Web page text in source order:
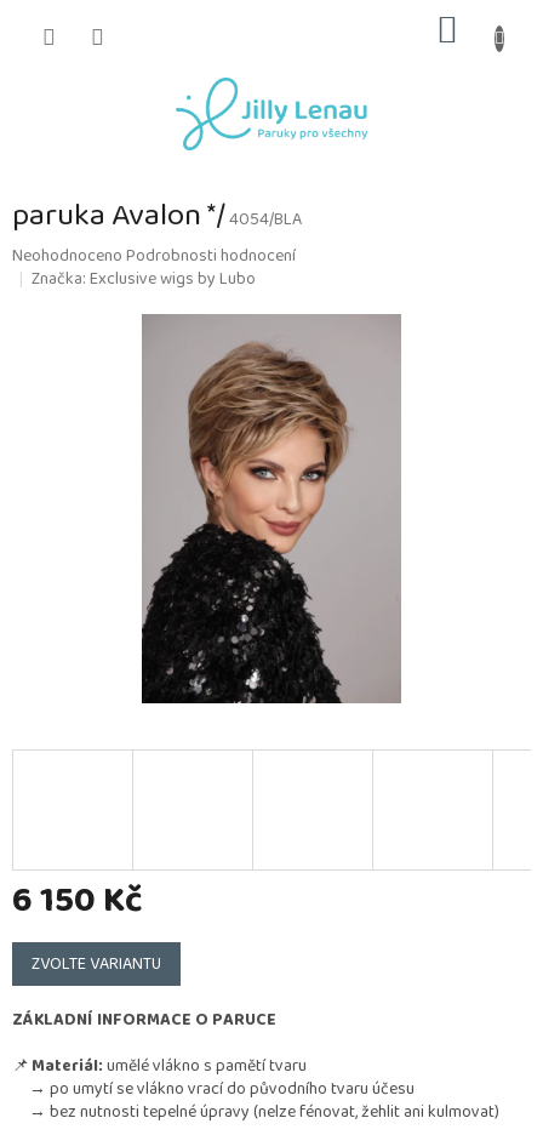
KOŠÍK
paruka Avalon */4054/BLA
Průměrné
hodnocení
NeohodnocenoPodrobnosti hodnocení
Značka:Exclusive wigs by Lubo
6 150 Kč
Měrná
cena:
ZVOLTE VARIANTU
ZÁKLADNÍ INFORMACE O PARUCE
📌Materiál:umělé vlákno s pamětí tvaru
→ po umytí se vlákno vrací do původního tvaru účesu
→ bez nutnosti tepelné úpravy (nelze fénovat, žehlit ani kulmovat)